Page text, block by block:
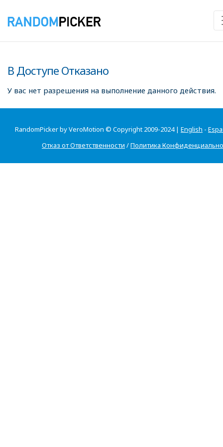
В Доступе Отказано
У вас нет разрешения на выполнение данного действия.
RandomPicker by VeroMotion © Copyright 2009-2024 | English -
Отказ от Ответственности /Политика